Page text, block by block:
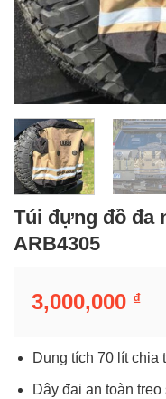
Túi đựng đồ đa
ARB4305
3,000,000 ₫
Dung tích 70 lít chia
Dây đai an toàn